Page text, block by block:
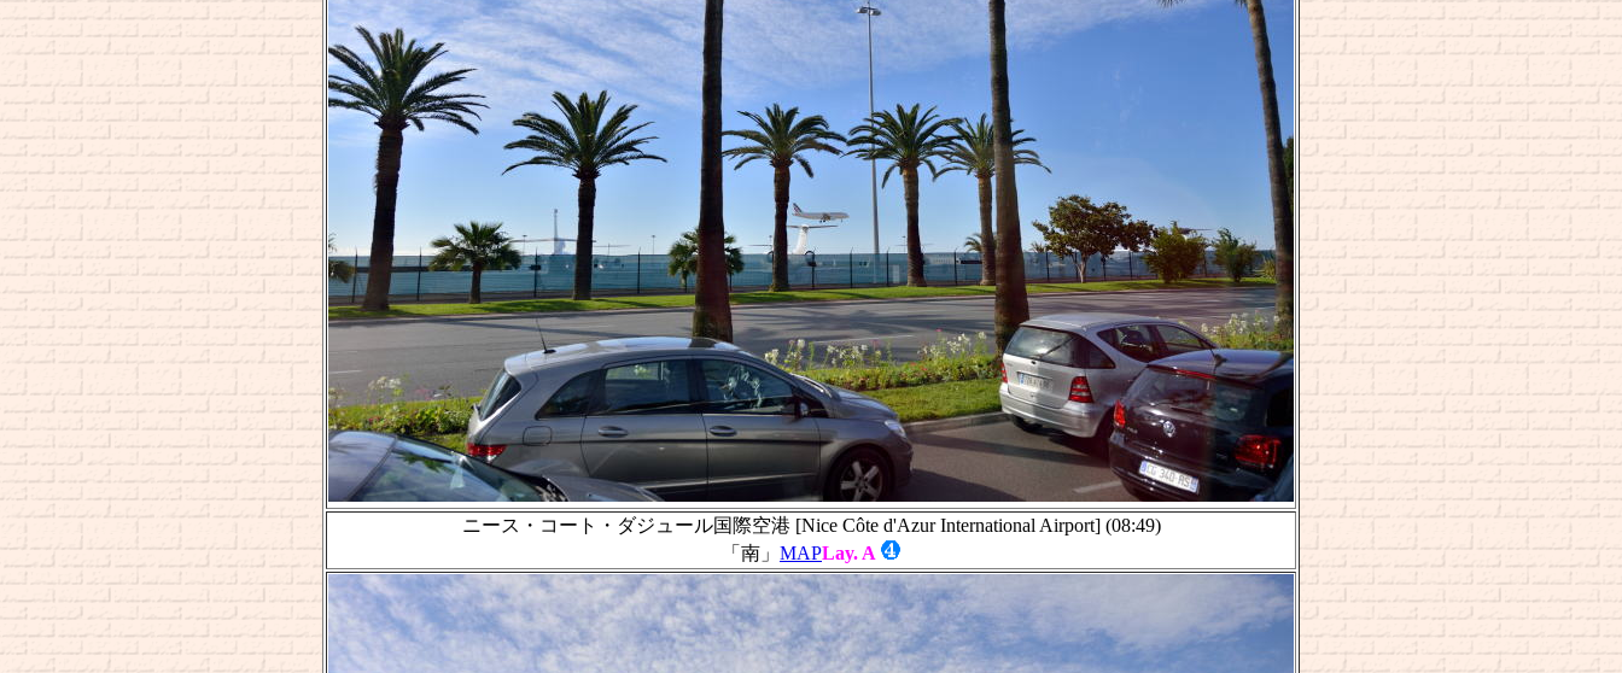
ニース・コート・ダジュール国際空港 [Nice Côte d'Azur International Airport](08:49)
「南」 MAPLay. A